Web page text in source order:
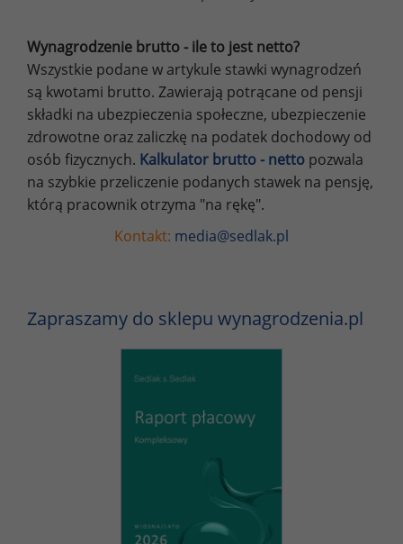
Wynagrodzenie brutto - ile to jest netto?
Wszystkie podane w artykule stawki wynagrodzeń
są kwotami brutto. Zawierają potrącane od pensji
składki na ubezpieczenia społeczne, ubezpieczenie
zdrowotne oraz zaliczkę na podatek dochodowy od
osób fizycznych. Kalkulator brutto - netto pozwala
na szybkie przeliczenie podanych stawek na pensję,
którą pracownik otrzyma "na rękę".
Kontakt: media@sedlak.pl
Zapraszamy do sklepu wynagrodzenia.pl